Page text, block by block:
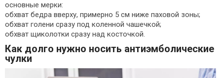
основные мерки:
обхват бедра вверху, примерно 5 см ниже паховой зоны;
обхват голени сразу под коленной чашечкой;
обхват щиколотки сразу над косточкой.
Как долго нужно носить антиэмболические
чулки